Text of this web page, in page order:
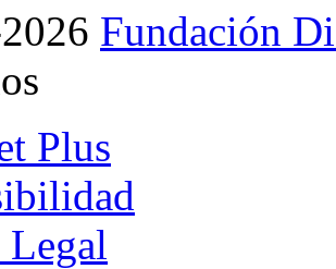
Fundación
Plus